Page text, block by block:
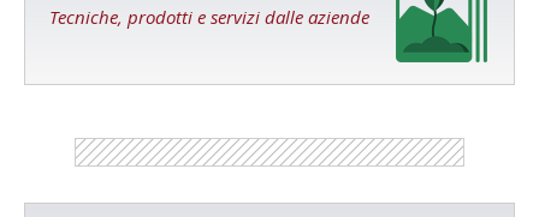
Tecniche, prodotti e servizi dalle aziende